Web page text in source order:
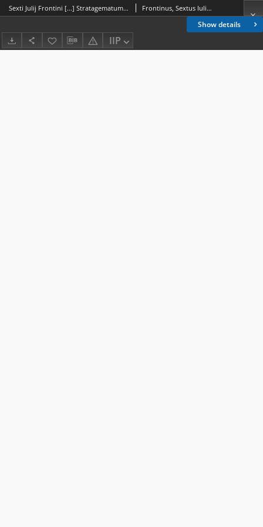
Show details
IIP
Sexti Julij Frontini [...] Stratagematum libri quattuor in officina Melchiaris Lottheri emendatius q[uam] hactenus impressi Anno [...] Millesimo quingentesimo Decimoquarto Frontinus, Sextus Iulius (ca 30-ca 103)